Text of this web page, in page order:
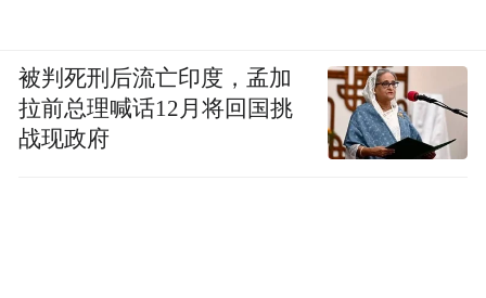
被判死刑后流亡印度，孟加
拉前总理喊话12月将回国挑
战现政府